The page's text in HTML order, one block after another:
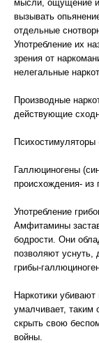
мысли, ощущение и
вызывать
отдельные
Употребление их
зрения от
нелегальные
Производные
действующие
Галлюциногены
происхождения- из
Употребление
Амфитамины
бодрости. Они
позволяют уснуть,
грибы-
Наркотики
умалчивает, таким
скрыть свою
войны.